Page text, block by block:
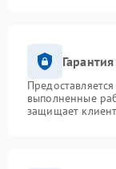
выполненные
защищает